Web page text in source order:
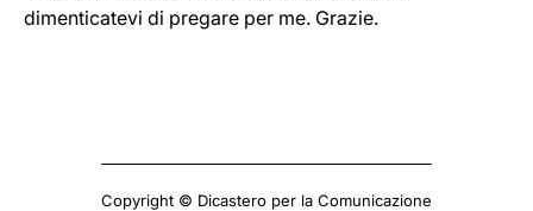
dimenticatevi di pregare per me. Grazie.
Copyright © Dicastero per la Comunicazione